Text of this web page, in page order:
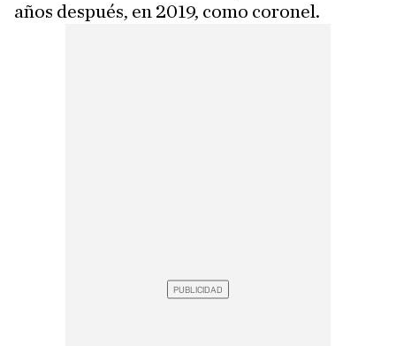
años después, en 2019, como coronel.